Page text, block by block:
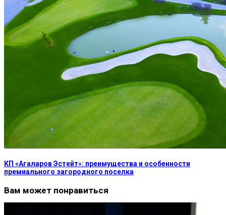
КП «Агаларов Эстейт»: преимущества и особенности
премиального загородного поселка
Вам может понравиться